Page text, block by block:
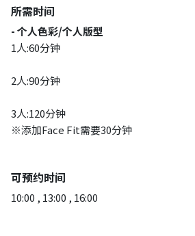
所需时间
- 个人色彩/个人版型
1人:60分钟
2人:90分钟
3人:120分钟
※添加Face Fit需要30分钟
可预约时间
10:00 , 13:00 , 16:00